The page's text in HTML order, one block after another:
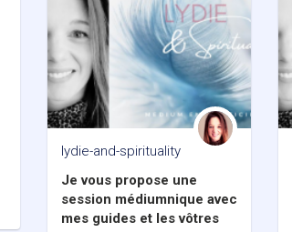
lydie-and-spirituality
Je vous propose une
session médiumnique avec
mes guides et les vôtres